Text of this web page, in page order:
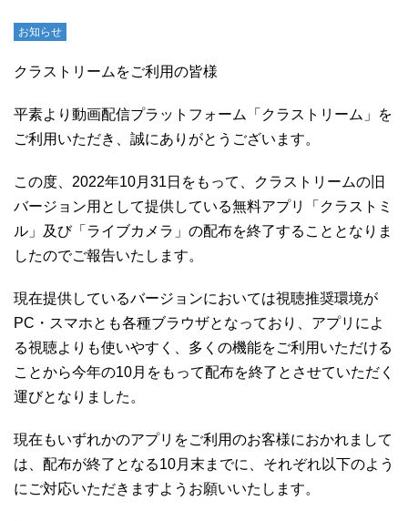
お知らせ
クラストリームをご利用の皆様
平素より動画配信プラットフォーム「クラストリーム」を
ご利用いただき、誠にありがとうございます。
この度、2022年10月31日をもって、クラストリームの旧
バージョン用として提供している無料アプリ「クラストミ
ル」及び「ライブカメラ」の配布を終了することとなりま
したのでご報告いたします。
現在提供しているバージョンにおいては視聴推奨環境が
PC・スマホとも各種ブラウザとなっており、アプリによ
る視聴よりも使いやすく、多くの機能をご利用いただける
ことから今年の10月をもって配布を終了とさせていただく
運びとなりました。
現在もいずれかのアプリをご利用のお客様におかれまして
は、配布が終了となる10月末までに、それぞれ以下のよう
にご対応いただきますようお願いいたします。